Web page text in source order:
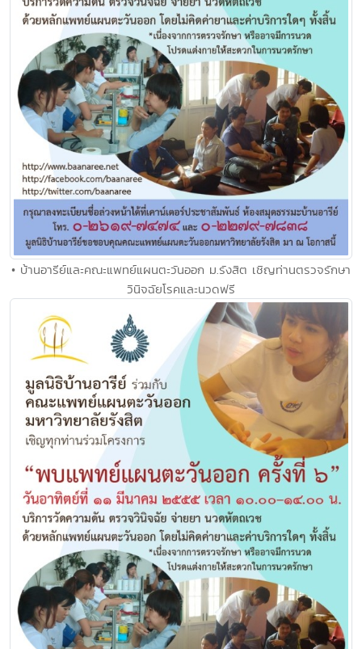
• บ้านอารีย์และคณะแพทย์แผนตะวันออก ม.รังสิต เชิญท่านตรวจรักษา
วินิจฉัยโรคและนวดฟรี